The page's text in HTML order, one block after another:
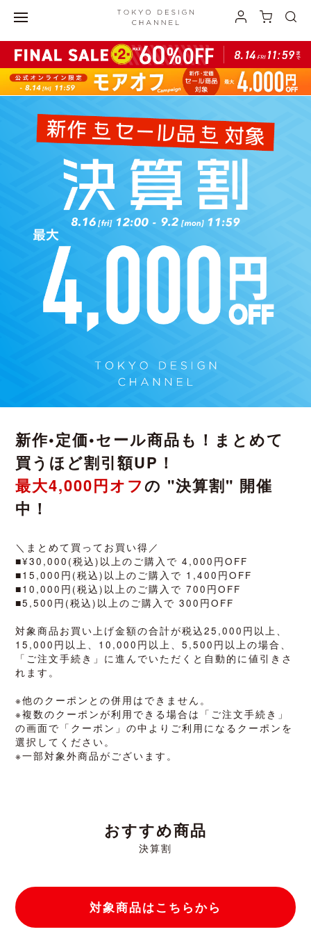
新作•定価•セール商品も！まとめて
買うほど割引額UP！
最大4,000円オフの "決算割" 開催
中！
＼まとめて買ってお買い得／
■¥30,000(税込)以上のご購入で 4,000円OFF
■15,000円(税込)以上のご購入で 1,400円OFF
■10,000円(税込)以上のご購入で 700円OFF
■5,500円(税込)以上のご購入で 300円OFF
対象商品お買い上げ金額の合計が税込25,000円以上、
15,000円以上、10,000円以上、5,500円以上の場合、
「ご注文手続き」に進んでいただくと自動的に値引きさ
れます。
※他のクーポンとの併用はできません。
※複数のクーポンが利用できる場合は「ご注文手続き」
の画面で「クーポン」の中よりご利用になるクーポンを
選択してください。
※一部対象外商品がございます。
おすすめ商品
決算割
対象商品はこちらから